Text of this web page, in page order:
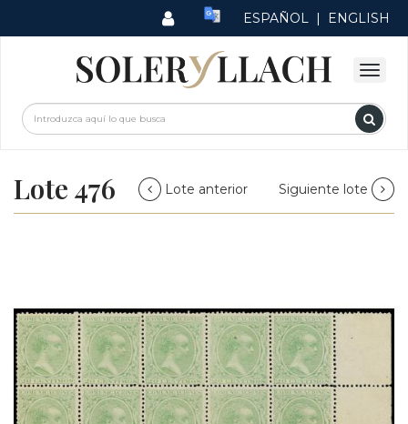
ESPAÑOL | ENGLISH
Lote 476 Lote anterior Siguiente lote